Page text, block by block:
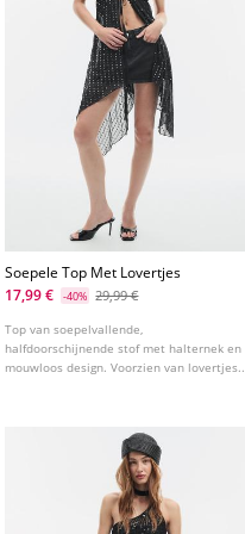
Soepele Top Met Lovertjes
17,99 €
-40% 29,99 €
Top van soepelvallende,
halfdoorschijnende stof met halternek en
mouwloos design. Voorzien van lovertjes.